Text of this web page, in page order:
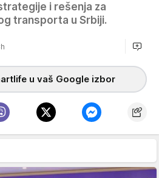
i rešenja za
transporta u Srbiji.
u vaš Google izbor